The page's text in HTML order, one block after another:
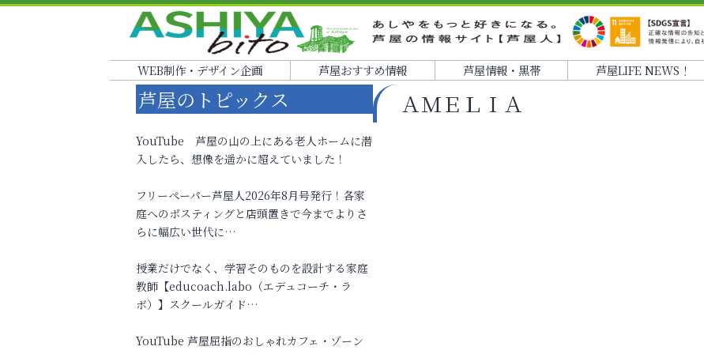
WEB制作・デザイン企画 芦屋おすすめ情報 芦屋情報・黒帯 芦屋LIFE NEWS！
ＡＭＥＬＩＡ
芦屋のトピックス
YouTube 芦屋の山の上にある老人ホームに潜
入したら、想像を遥かに超えていました！
フリーペーパー芦屋人2026年8月号発行！各家
庭へのポスティングと店頭置きで今までよりさ
らに幅広い世代に…
授業だけでなく、学習そのものを設計する家庭
教師【educoach.labo（エデュコーチ・ラ
ボ）】スクールガイド…
YouTube 芦屋屈指のおしゃれカフェ・ゾーン